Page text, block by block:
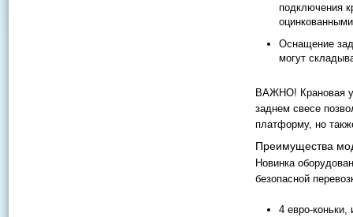
подключения
Оснащение
могут
ВАЖНО! Крановая
заднем свесе
платформу, но
Преимущества
Новинка
безопасной
4 евро-коньки,